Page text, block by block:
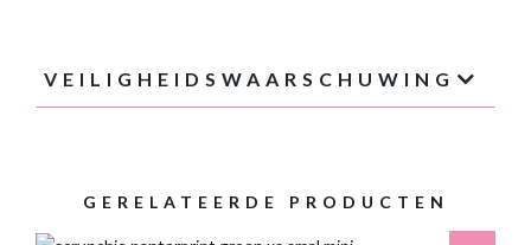
VEILIGHEIDSWAARSCHUWING
GERELATEERDE PRODUCTEN